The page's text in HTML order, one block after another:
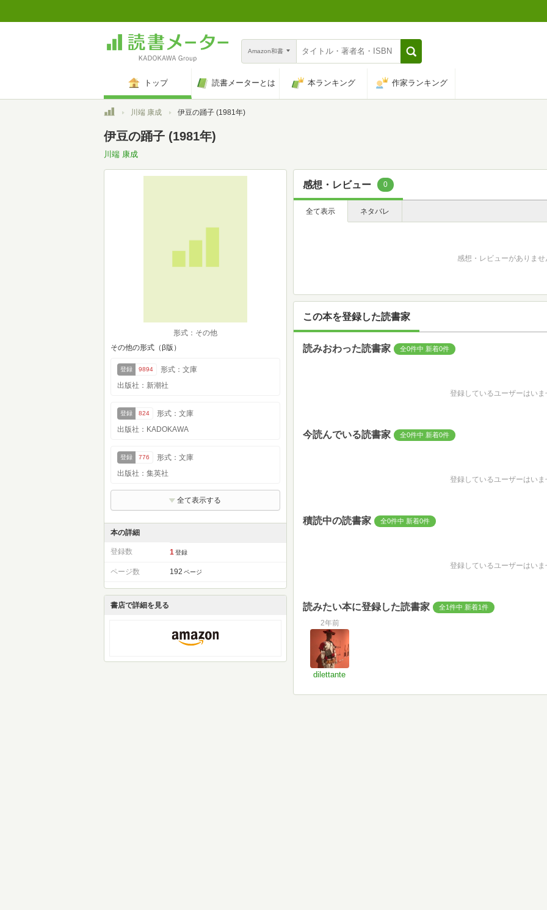
Amazon和書
トップ 読書メーターとは 本ランキング 作家ランキング
トップ川端 康成 伊豆の踊子 (1981年)
伊豆の踊子 (1981年)
川端 康成
形式：その他
その他の形式（β版）
登録 9894
形式：文庫
出版社：新潮社
登録 824
形式：文庫
出版社：KADOKAWA
登録 776
形式：文庫
出版社：集英社
全て表示する
本の詳細
登録数 1 登録
ページ数 192 ページ
書店で詳細を見る
感想・レビュー 0
全て表示 ネタバレ
感想・レビューがありませ
この本を登録した読書家
読みおわった読書家 全0件中 新着0件
登録しているユーザーはいま
今読んでいる読書家 全0件中 新着0件
登録しているユーザーはいま
積読中の読書家 全0件中 新着0件
登録しているユーザーはいま
読みたい本に登録した読書家 全1件中 新着1件
2年前
dilettante